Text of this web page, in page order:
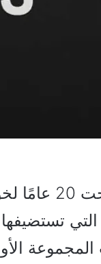
يستعد
للشباب 2025،